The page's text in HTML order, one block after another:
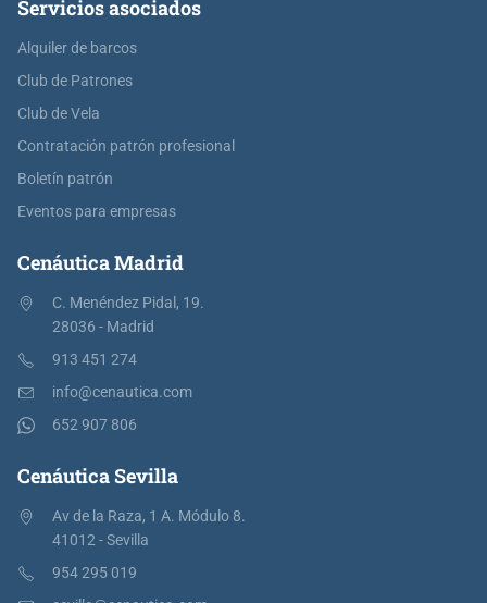
Servicios asociados
Alquiler de barcos
Club de Patrones
Club de Vela
Contratación patrón profesional
Boletín patrón
Eventos para empresas
Cenáutica Madrid
C. Menéndez Pidal, 19.
28036 - Madrid
913 451 274
info@cenautica.com
652 907 806
Cenáutica Sevilla
Av de la Raza, 1 A. Módulo 8.
41012 - Sevilla
954 295 019